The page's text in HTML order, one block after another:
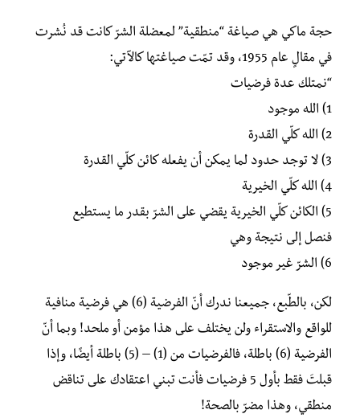
حجة ماكي هي صياغة “منطقية” لمعضلة الشرّ كانت قد نُشرت
في مقالٍ عام 1955، وقد تمّت صياغتها كالآتي:
“نمتلك عدة فرضيات
1) الله موجود
2) الله كلّي القدرة
3) لا توجد حدود لما يمكن أن يفعله كائن كلّي القدرة
4) الله كلّي الخيرية
5) الكائن كلّي الخيرية يقضي على الشرّ بقدر ما يستطيع
فنصل إلى نتيجة وهي
6) الشرّ غير موجود
لكن، بالطّبع، جميعنا ندرك أنّ الفرضية (6) هي فرضية منافية
للواقع والاستقراء ولن يختلف على هذا مؤمن أو ملحد! وبما أنّ
الفرضية (6) باطلة، فالفرضيات من (1) – (5) باطلة أيضًا، وإذا
قبلتَ فقط بأول 5 فرضيات فأنت تبني اعتقادك على تناقض
منطقي، وهذا مضرّ بالصحة!